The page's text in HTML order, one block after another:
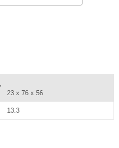
23 x 76 x 56
13.3